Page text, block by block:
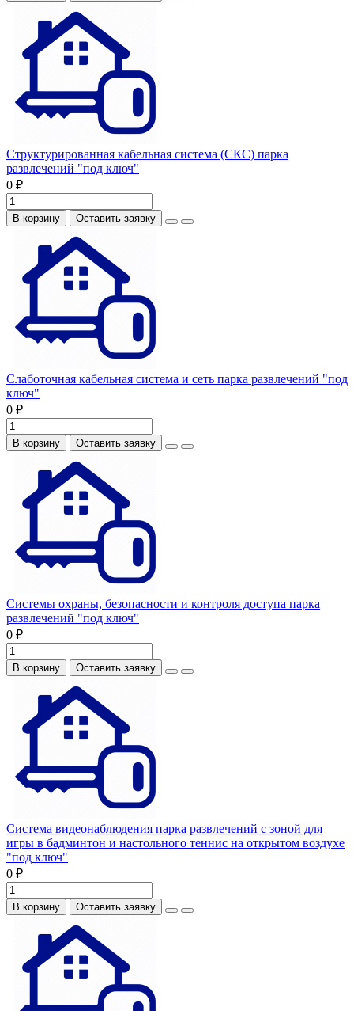
Структурированная кабельная система (СКС) парка
развлечений "под ключ"
0 ₽
В корзину Оставить заявку
Слаботочная кабельная система и сеть парка развлечений "под
ключ"
0 ₽
В корзину Оставить заявку
Системы охраны, безопасности и контроля доступа парка
развлечений "под ключ"
0 ₽
В корзину Оставить заявку
Система видеонаблюдения парка развлечений с зоной для
игры в бадминтон и настольного теннис на открытом воздухе
"под ключ"
0 ₽
В корзину Оставить заявку